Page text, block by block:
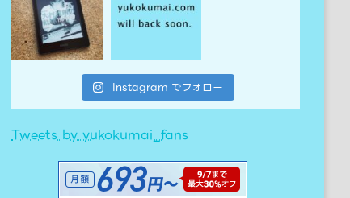
Instagram でフォロー
Tweets by yukokumai_fans